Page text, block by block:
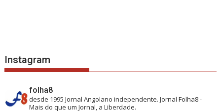
Instagram
folha8
desde 1995 Jornal Angolano independente.Jornal Folha8 -
Mais do que um Jornal, a Liberdade.